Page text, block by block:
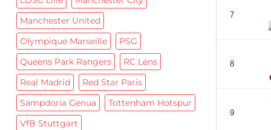
Manchester United
Olympique Marseille
PSG
Queens Park Rangers
RC Lens
Real Madrid
Red Star Paris
Sampdoria Genua
Tottenham Hotspur
VfB Stuttgart
7
8
9